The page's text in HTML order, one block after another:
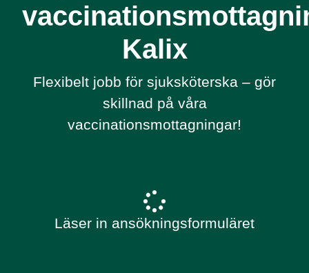
Kalix
Flexibelt jobb för sjuksköterska – gör
skillnad på våra
vaccinationsmottagningar!
Läser in ansökningsformuläret